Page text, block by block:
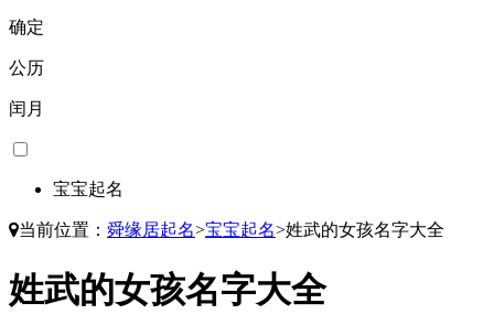
确定
公历
闰月
宝宝起名
当前位置： 舜缘居起名>宝宝起名>姓武的女孩名字大全
姓武的女孩名字大全